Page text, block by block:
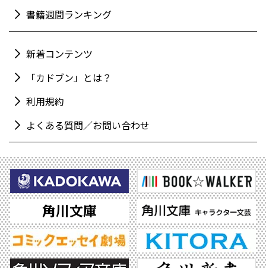
書籍週間ランキング
新着コンテンツ
「カドブン」とは？
利用規約
よくある質問／お問い合わせ